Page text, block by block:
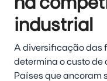
industrial
A diversificação das
determina o custo de
Países que ancoram